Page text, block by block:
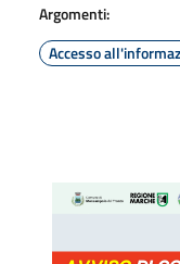
Argomenti:
Accesso